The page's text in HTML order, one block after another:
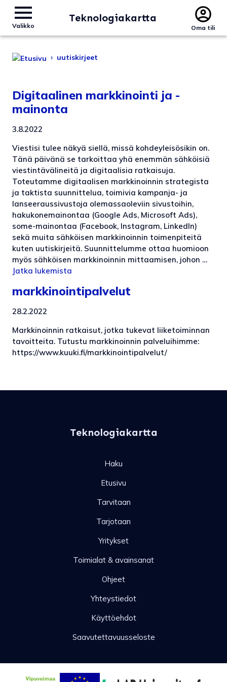
Valikko
Teknologiakartta
Oma tili
› uutiskirjeet
Digitaalinen markkinointi ja -
mainonta
3.8.2022
Viestisi tulee näkyä siellä, missä kohdeyleisösikin on.
Tänä päivänä se tarkoittaa yhä enemmän sähköisiä
viestintävälineitä ja digitaalisia ratkaisuja.
Toteutamme digitaalisen markkinoinnin strategista
ja taktista suunnittelua, toimivia kampanja- ja
lanseeraussivustoja olemassaoleviin sivustoihin,
hakukonemainontaa (Google Ads, Microsoft Ads),
some-mainontaa (Facebook, Instagram, LinkedIn)
sekä muita sähköisen markkinoinnin toimenpiteitä
kuten uutiskirjeitä. Suunnittelumme ottaa huomioon
myös sähköisen markkinoinnin mittaamisen, johon …
Jatka lukemista
markkinointipalvelut
28.2.2022
Markkinoinnin ratkaisut, jotka tukevat liiketoiminnan
tavoitteita. Tutustu markkinoinnin palveluihimme:
https://www.kuuki.fi/markkinointipalvelut/
Teknologiakartta
Haku
Etusivu
Tarvitaan
Tarjotaan
Yritykset
Toimialat & avainsanat
Ohjeet
Yhteystiedot
Käyttöehdot
Saavutettavuusseloste